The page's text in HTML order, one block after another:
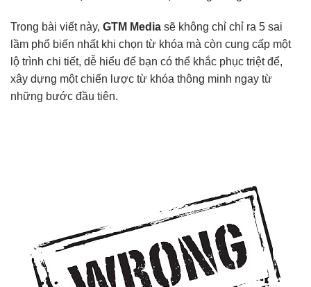
Trong bài viết này, GTM Media sẽ không chỉ chỉ ra 5 sai
lầm phổ biến nhất khi chọn từ khóa mà còn cung cấp một
lộ trình chi tiết, dễ hiểu để bạn có thể khắc phục triệt để,
xây dựng một chiến lược từ khóa thông minh ngay từ
những bước đầu tiên.